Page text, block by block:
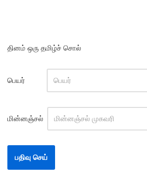
தினம் ஒரு தமிழ்ச் சொல்
பெயர்
மின்னஞ்சல்